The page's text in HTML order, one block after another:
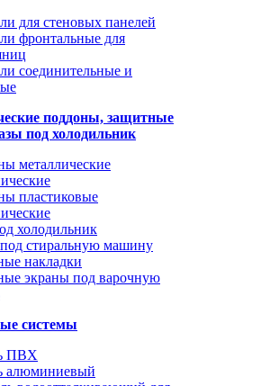
для стеновых панелей
фронтальные для
соединительные и
поддоны, защитные
под холодильник
металлические
пластиковые
холодильник
стиральную машину
накладки
экраны под варочную
системы
ПВХ
алюминиевый